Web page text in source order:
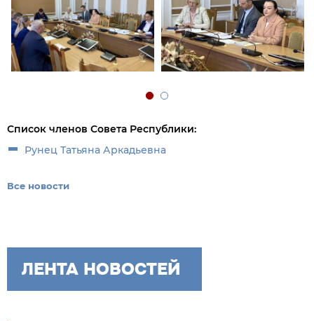
Список членов Совета Республики:
Рунец Татьяна Аркадьевна
Все новости
ЛЕНТА НОВОСТЕЙ